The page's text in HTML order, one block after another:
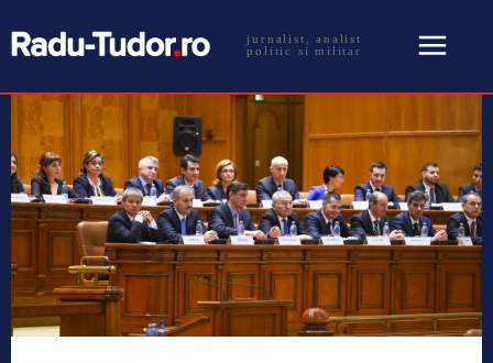
jurnalist, analist
politic si militar